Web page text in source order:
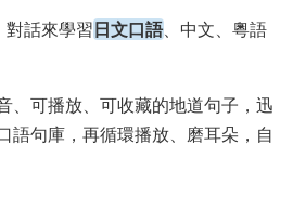
對話來學習日文口語、中文、粵語
、可播放、可收藏的地道句子，迅
語句庫，再循環播放、磨耳朵，自